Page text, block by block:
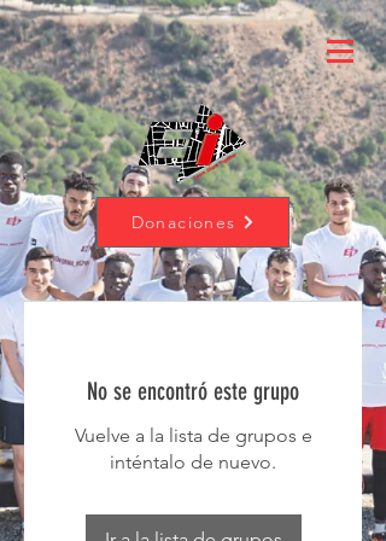
Donaciones
No se encontró este grupo
Vuelve a la lista de grupos e
inténtalo de nuevo.